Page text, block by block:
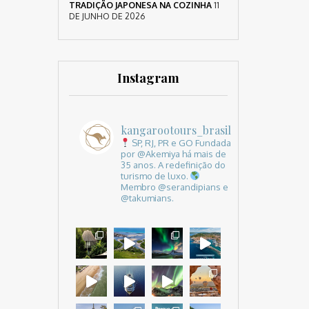
TRADIÇÃO JAPONESA NA COZINHA 11
DE JUNHO DE 2026
Instagram
kangarootours_brasil
SP, RJ, PR e GO Fundada
por @Akemiya há mais de
35 anos. A redefinição do
turismo de luxo.
Membro @serandipians e
@takumians.